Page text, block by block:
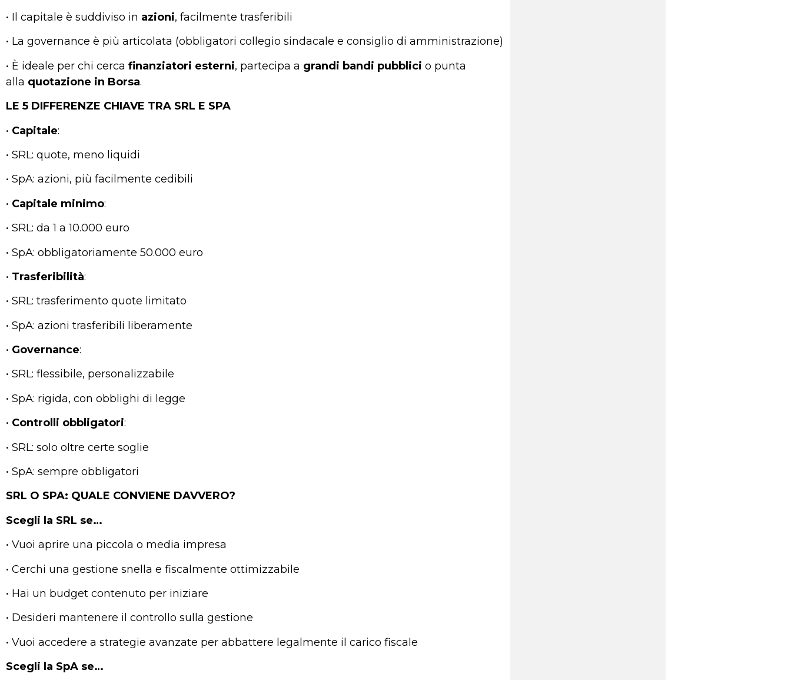
• Il capitale è suddiviso in azioni, facilmente trasferibili
• La governance è più articolata (obbligatori collegio sindacale e consiglio di amministrazione)
• È ideale per chi cerca finanziatori esterni, partecipa a grandi bandi pubblici o punta
alla quotazione in Borsa.
LE 5 DIFFERENZE CHIAVE TRA SRL E SPA
• Capitale:
• SRL: quote, meno liquidi
• SpA: azioni, più facilmente cedibili
• Capitale minimo:
• SRL: da 1 a 10.000 euro
• SpA: obbligatoriamente 50.000 euro
• Trasferibilità:
• SRL: trasferimento quote limitato
• SpA: azioni trasferibili liberamente
• Governance:
• SRL: flessibile, personalizzabile
• SpA: rigida, con obblighi di legge
• Controlli obbligatori:
• SRL: solo oltre certe soglie
• SpA: sempre obbligatori
SRL O SPA: QUALE CONVIENE DAVVERO?
Scegli la SRL se…
• Vuoi aprire una piccola o media impresa
• Cerchi una gestione snella e fiscalmente ottimizzabile
• Hai un budget contenuto per iniziare
• Desideri mantenere il controllo sulla gestione
• Vuoi accedere a strategie avanzate per abbattere legalmente il carico fiscale
Scegli la SpA se…